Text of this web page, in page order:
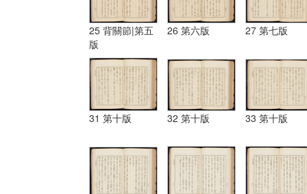
25 背關節|第五
版
26 第六版 27 第七版
31 第十版 32 第十版 33 第十版